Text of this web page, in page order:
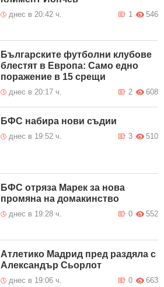
днес в 20:42 ч. 546
1
Българските футболни клубове
блестят в Европа: Само едно
поражение в 15 срещи
днес в 20:17 ч. 608
2
БФС набира нови съдии
днес в 19:52 ч. 510
3
БФС отряза Марек за нова
промяна на домакинство
днес в 19:28 ч. 552
0
Атлетико Мадрид пред раздяла с
Александър Сьорлот
днес в 19:06 ч. 663
0